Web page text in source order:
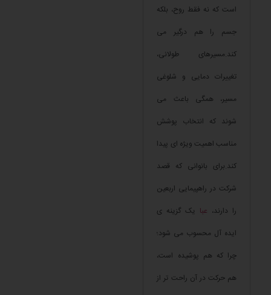
است که نه فقط روح، بلکه
جسم را هم درگیر می
کند.مسیرهای طولانی،
تغییرات دمایی و شلوغی
مسیر، همگی باعث می
شوند که انتخاب پوشش
مناسب اهمیت ویژه ای پیدا
کند.برای بانوانی که قصد
شرکت در راهپیمایی اربعین
را دارند، عبا یک گزینه ی
ایده آل محسوب می شود؛
چرا که هم پوشیده است،
هم حرکت در آن راحت تر از